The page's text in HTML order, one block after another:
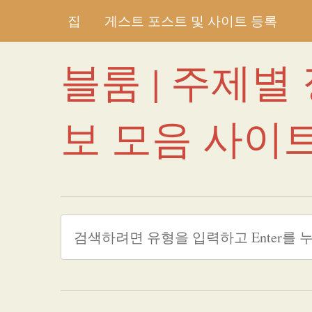
집 게스트 포스트 및 사이트 등록
블룸 | 주제별
보 모음 사이